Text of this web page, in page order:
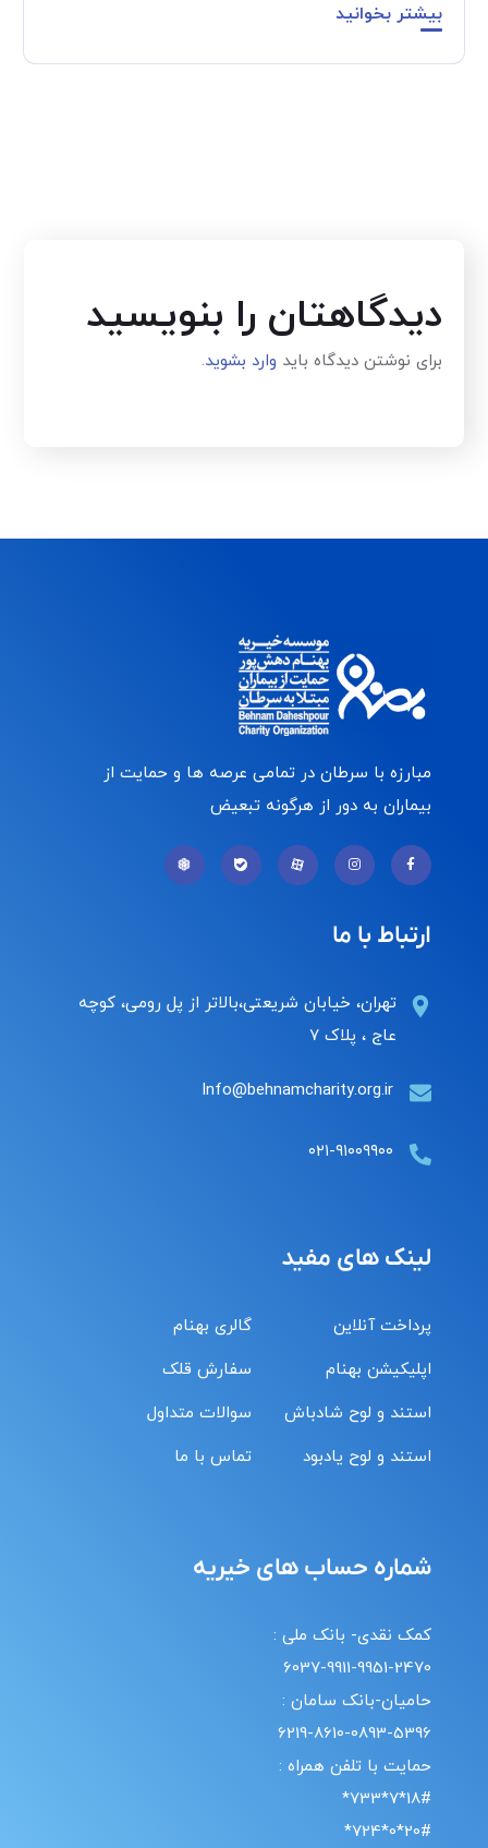
بیشتر بخوانید
دیدگاهتان را بنویسید
برای نوشتن دیدگاه باید وارد بشوید.
مبارزه با سرطان در تمامی عرصه ها و حمایت از
بیماران به دور از هرگونه تبعیض
ارتباط با ما
تهران، خیابان شریعتی،بالاتر از پل رومی، کوچه
عاج ، پلاک ۷
Info@behnamcharity.org.ir
۰۲۱-۹۱۰۰۹۹۰۰
لینک های مفید
پرداخت آنلاین
اپلیکیشن بهنام
استند و لوح شادباش
استند و لوح یادبود
گالری بهنام
سفارش قلک
سوالات متداول
تماس با ما
شماره حساب های خیریه
کمک نقدی- بانک ملی :
6037-9911-9951-2470
حامیان-بانک سامان :
6219-8610-0893-5396
حمایت با تلفن همراه :
18#*7*733*
20#*0*724*